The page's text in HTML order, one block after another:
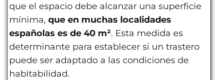
que el espacio debe alcanzar una superficie
mínima, que en muchas localidades
españolas es de 40 m². Esta medida es
determinante para establecer si un trastero
puede ser adaptado a las condiciones de
habitabilidad.